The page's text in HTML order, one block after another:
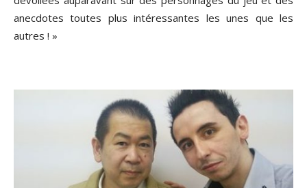
anecdotes toutes plus intéressantes les unes que les
autres ! »